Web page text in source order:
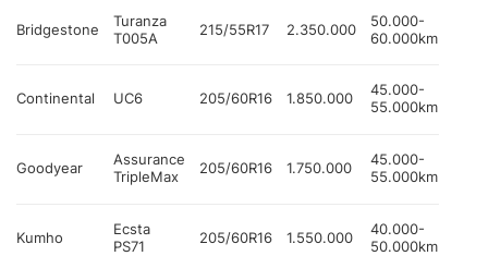
Bridgestone
Turanza
T005A
215/55R17 2.350.000
50.000-
60.000km
Continental UC6 205/60R16 1.850.000
45.000-
55.000km
Goodyear
Assurance
TripleMax
205/60R16 1.750.000
45.000-
55.000km
Kumho
Ecsta
PS71
205/60R16 1.550.000
40.000-
50.000km